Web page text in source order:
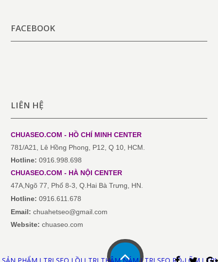
FACEBOOK
LIÊN HỆ
CHUASEO.COM - HỒ CHÍ MINHCENTER
781/A21, Lê Hồng Phong, P12, Q 10, HCM.
Hotline: 0916.998.698
CHUASEO.COM - HÀ NỘICENTER
47A,Ngõ 77, Phố 8-3, Q.Hai Bà Trưng, HN.
Hotline: 0916.611.678
Email:chuahetseo@gmail.com
Website: chuaseo.com